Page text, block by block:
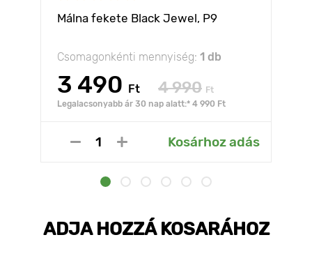
Málna fekete Black Jewel, Р9
Csomagonkénti mennyiség: 1 db
3 490 Ft 4 990 Ft
Legalacsonyabb ár 30 nap alatt:* 4 990 Ft
Kosárhoz adás
ADJA HOZZÁ KOSARÁHOZ